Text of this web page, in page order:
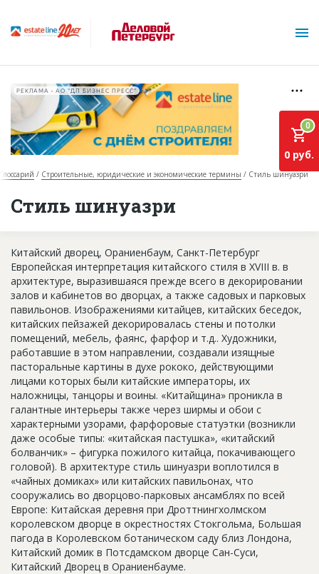
О проекте
База строящихся объектов
Инвестпроекты
Глоссарий
Новости
Платные услуги
Пресс-релизы
Правила работы
Контакты
Личный кабинет
РЕКЛАМА • АО "ДП БИЗНЕС ПРЕСС"
Глоссарий Строительные, юридические и экономические термины Стиль шинуазри
Стиль шинуазри
0
0 руб.
Китайский дворец, Ораниенбаум, Санкт-Петербург
Европейская интерпретация китайского стиля в XVIII в. в
архитектуре, выразившаяся прежде всего в декорировании
залов и кабинетов во дворцах, а также садовых и парковых
павильонов. Изображениями китайцев, китайских беседок,
китайских пейзажей декорировалась стены и потолки
помещений, мебель, фаянс, фарфор и т.д.. Художники,
работавшие в этом направлении, создавали изящные
пасторальные картины в духе рококо, действующими
лицами которых были китайские императоры, их
наложницы, танцоры и воины. «Китайщина» проникла в
галантные интерьеры также через ширмы и обои с
характерными узорами, фарфоровые статуэтки (возникли
даже особые типы: «китайская пастушка», «китайский
болванчик» – фигурка пожилого китайца, покачивающего
головой). В архитектуре стиль шинуазри воплотился в
«чайных домиках» или китайских павильонах, что
сооружались во дворцово-парковых ансамблях по всей
Европе: Китайская деревня при Дроттнингхолмском
королевском дворце в окрестностях Стокгольма, Большая
пагода в Королевском ботаническом саду близ Лондона,
Китайский домик в Потсдамском дворце Сан-Суси,
Китайский Дворец в Ораниенбауме.